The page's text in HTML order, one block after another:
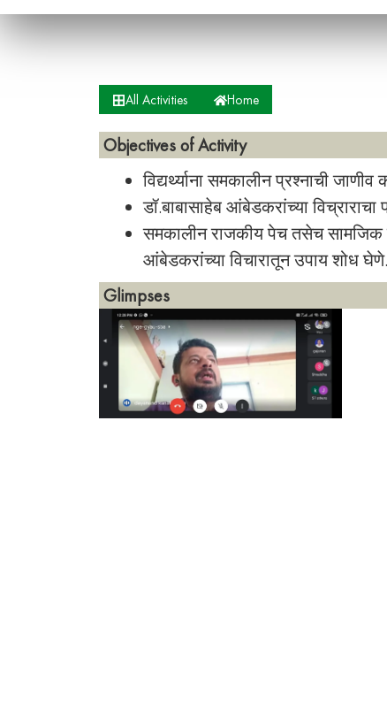
All Activities Home
Objectives of Activity
विद्यर्थ्याना समकालीन प्रश्नाची
डॉ.बाबासाहेब आंबेडकरांच्या
समकालीन राजकीय पेच तसेच सामजिक
आंबेडकरांच्या विचारातून उपाय शोध घेणे.
Glimpses